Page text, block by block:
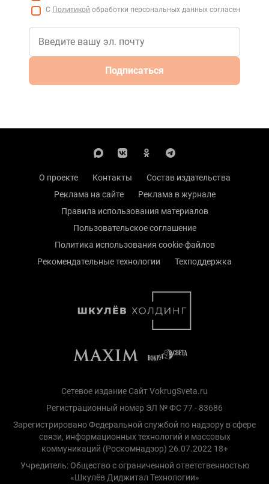
С Политикой обработки персональных данных согласен
Подписаться
О проекте Контакты
Состав издательства
Реклама на сайте
Реклама в журнале
Правила использования материалов
Пользовательское соглашение
Политика использования cookie-файлов
Рекомендательные технологии
Техподдержка
Сетевое издание Сайт VokrugSveta.ru
Регистрационный номер ЭЛ № ФС 77 - 83686
Зарегистрировано Федеральной службой по надзору в сфере
связи, информационных технологий и массовых
коммуникаций (Роскомнадзор) 26.07.2022 18+
Учредитель: Общество с ограниченной ответственностью
«Шкулёв Диджитал Технологии»